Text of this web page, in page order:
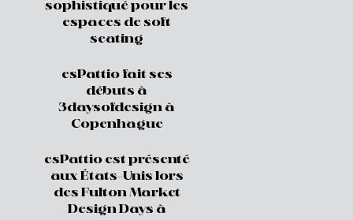
sophistiqué pour les
espaces de soft
seating
esPattio fait ses
débuts à
3daysofdesign à
Copenhague
esPattio est présenté
aux États-Unis lors
des Fulton Market
Design Days à